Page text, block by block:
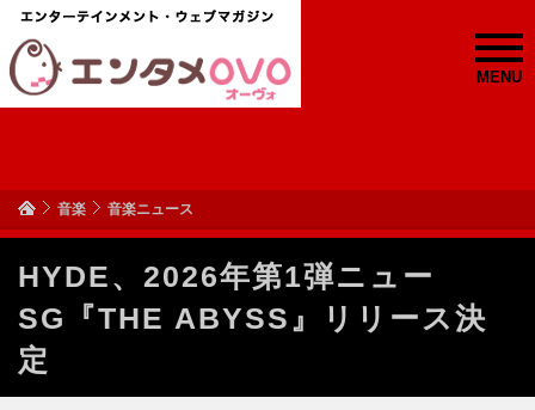
MENU
音楽 音楽ニュース
HYDE、2026年第1弾ニュー
SG『THE ABYSS』リリース決
定